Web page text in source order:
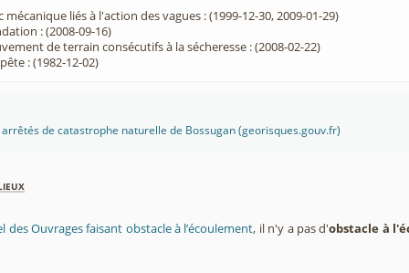
liés à l'action des vagues : (1999-12-30, 2009-01-29)
: (2008-09-16)
de terrain consécutifs à la sécheresse : (2008-02-22)
: (1982-12-02)
de catastrophe naturelle de Bossugan (georisques.gouv.fr)
des Ouvrages faisant obstacle à l’écoulement, il n'y a pas d'obstacle à